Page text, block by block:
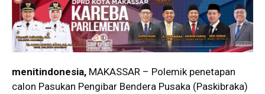
menitindonesia, MAKASSAR – Polemik penetapan
calon Pasukan Pengibar Bendera Pusaka (Paskibraka)